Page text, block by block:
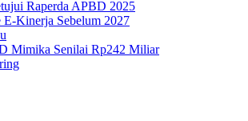
Raperda APBD 2025
Kinerja Sebelum 2027
Mimika Senilai Rp242 Miliar